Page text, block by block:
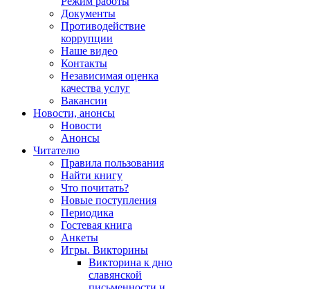
Документы
Противодействие
коррупции
Наше видео
Контакты
Независимая оценка
качества услуг
Вакансии
Новости, анонсы
Новости
Анонсы
Читателю
Правила пользования
Найти книгу
Что почитать?
Новые поступления
Периодика
Гостевая книга
Анкеты
Игры. Викторины
Викторина к дню
славянской